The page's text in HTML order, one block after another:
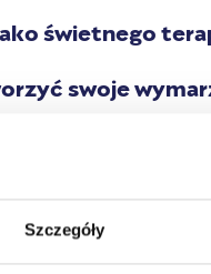
Szczegóły
świetnego
swoje
do
to list tych
będzie dla